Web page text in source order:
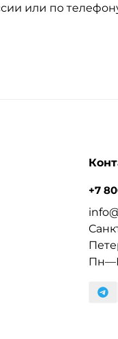
или по
+7